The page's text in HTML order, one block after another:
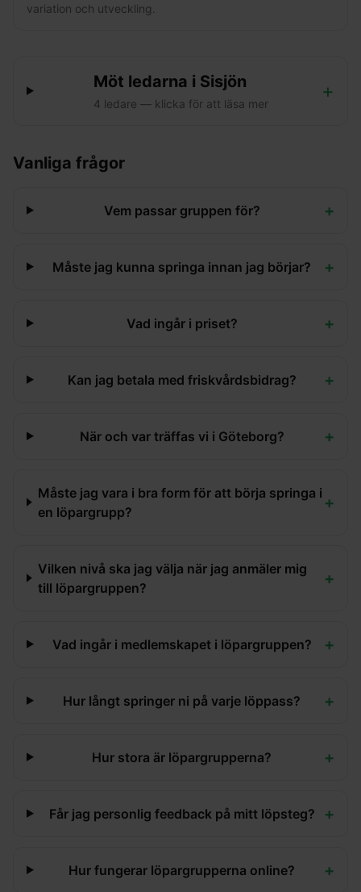
variation och utveckling.
Möt ledarna i Sisjön
4 ledare — klicka för att läsa mer
+
Vanliga frågor
Vem passar gruppen för? +
Måste jag kunna springa innan jag börjar? +
Vad ingår i priset? +
Kan jag betala med friskvårdsbidrag? +
När och var träffas vi i Göteborg? +
Måste jag vara i bra form för att börja springa i
en löpargrupp?
+
Vilken nivå ska jag välja när jag anmäler mig
till löpargruppen?
+
Vad ingår i medlemskapet i löpargruppen? +
Hur långt springer ni på varje löppass? +
Hur stora är löpargrupperna? +
Får jag personlig feedback på mitt löpsteg? +
Hur fungerar löpargrupperna online? +